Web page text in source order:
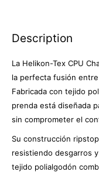
Description
La Helikon-Tex CPU
la perfecta fusión
Fabricada con tejido
prenda está diseñada
sin comprometer el
Su construcción
resistiendo desgarros
tejido polialgodón